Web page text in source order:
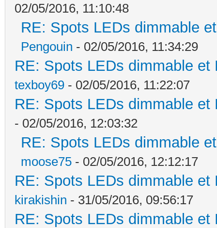
02/05/2016, 11:10:48
RE: Spots LEDs dimmable
Pengouin - 02/05/2016, 11:34:29
RE: Spots LEDs dimmable
texboy69 - 02/05/2016, 11:22:07
RE: Spots LEDs dimmable
- 02/05/2016, 12:03:32
RE: Spots LEDs dimmable
moose75 - 02/05/2016, 12:12:17
RE: Spots LEDs dimmable
kirakishin - 31/05/2016, 09:56:17
RE: Spots LEDs dimmable